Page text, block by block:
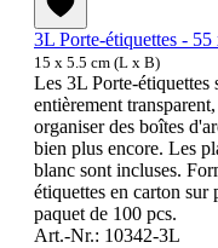
3L Porte-étiquettes - 55
15 x 5.5 cm (L x B)
Les 3L Porte-étiquettes
entièrement
organiser des boîtes
bien plus encore. Les
blanc sont incluses.
étiquettes en carton
paquet de 100 pcs.
Art.-Nr.: 10342-3L